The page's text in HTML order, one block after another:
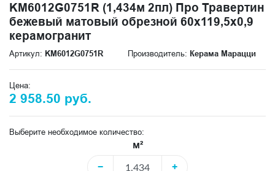
KM6012G0751R (1,434м 2пл) Про Травертин
бежевый матовый обрезной 60x119,5x0,9
керамогранит
Артикул: KM6012G0751R Производитель: Керама Марацци
Цена:
2 958.50 руб.
Выберите необходимое количество:
м²
−
+